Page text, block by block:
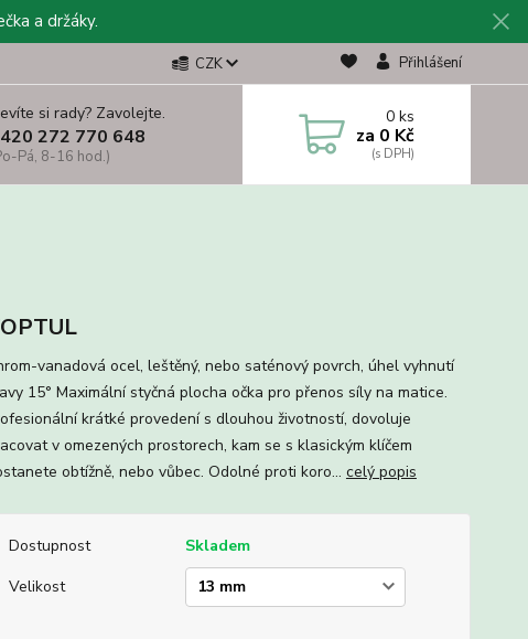
a držáky.
CZK Přihlášení
si rady? Zavolejte.
272 770 648
Pá, 8-16 hod.)
0ks
za 0 Kč
vanadová ocel, leštěný, nebo saténový povrch, úhel vyhnutí
15° Maximální styčná plocha očka pro přenos síly na matice.
krátké provedení s dlouhou životností, dovoluje
v omezených prostorech, kam se s klasickým klíčem
obtížně, nebo vůbec. Odolné proti koro... celý popis
Dostupnost
Skladem
Velikost